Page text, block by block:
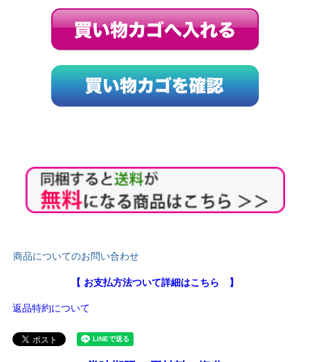
商品についてのお問い合わせ
【 お支払方法ついて詳細はこちら 】
返品特約について